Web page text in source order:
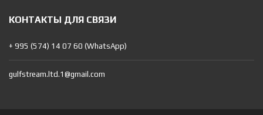
КОНТАКТЫ ДЛЯ СВЯЗИ
+ 995 (574) 14 07 60 (WhatsApp)
gulfstream.ltd.1@gmail.com